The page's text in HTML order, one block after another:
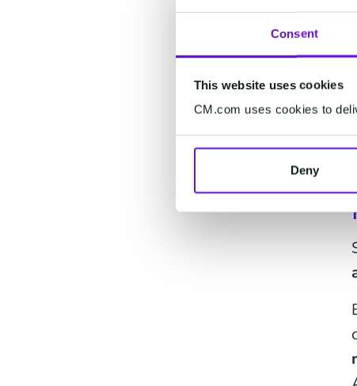
Consent
This website uses cookies
CM.com uses cookies to
Deny